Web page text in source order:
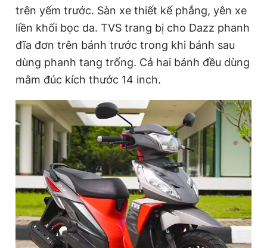
trên yếm trước. Sàn xe thiết kế phẳng, yên xe
liền khối bọc da. TVS trang bị cho Dazz phanh
đĩa đơn trên bánh trước trong khi bánh sau
dùng phanh tang trống. Cả hai bánh đều dùng
mâm đúc kích thước 14 inch.